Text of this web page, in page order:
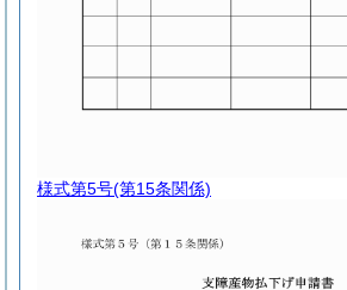
様式第5号(第15条関係)